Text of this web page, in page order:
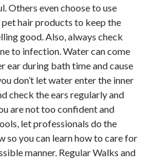
Others even choose to use
hair products to keep the
good. Also, always check
to infection. Water can come
ear during bath time and cause
don’t let water enter the inner
check the ears regularly and
are not too confident and
let professionals do the
so you can learn how to care for
manner. Regular Walks and